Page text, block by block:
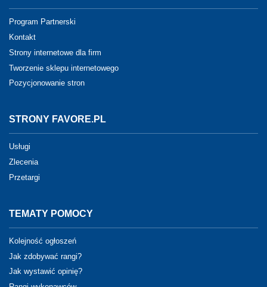
Program Partnerski
Kontakt
Strony internetowe dla firm
Tworzenie sklepu internetowego
Pozycjonowanie stron
STRONY FAVORE.PL
Usługi
Zlecenia
Przetargi
TEMATY POMOCY
Kolejność ogłoszeń
Jak zdobywać rangi?
Jak wystawić opinię?